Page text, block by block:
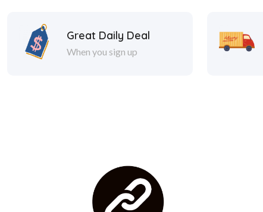
Great Daily Deal
When you sign up